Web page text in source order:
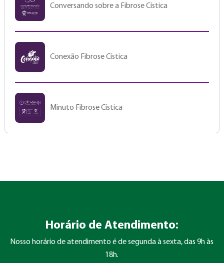
Conversando sobre a Fibrose Cística
Conexão Fibrose Cística
Minuto Fibrose Cística
Horário de Atendimento:
Nosso horário de atendimento é de segunda à sexta, das 9h às
18h.